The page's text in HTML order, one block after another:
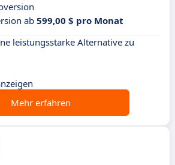
ab 599,00 $ pro Monat
leistungsstarke Alternative zu
Mehr erfahren